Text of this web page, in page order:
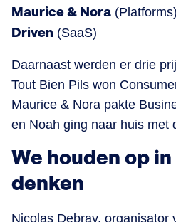
Maurice & Nora (Platforms)
Driven (SaaS)
Daarnaast werden er drie
Tout Bien Pils won
Maurice & Nora pakte
en Noah ging naar huis met
We houden op
denken
Nicolas Debray, organisator